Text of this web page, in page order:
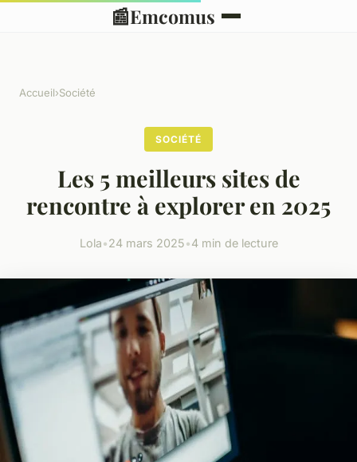
📰Emcomus
Accueil›Société
SOCIÉTÉ
Les 5 meilleurs sites de
rencontre à explorer en 2025
Lola•24 mars 2025•4 min de lecture